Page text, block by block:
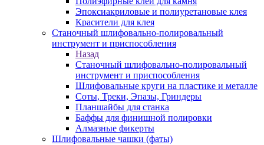
Эпоксиакриловые и полиуретановые клея
Красители для клея
Станочный шлифовально-полировальный
инструмент и приспособления
Назад
Станочный шлифовально-полировальный
инструмент и приспособления
Шлифовальные круги на пластике и металле
Соты, Треки, Эпазы, Гриндеры
Планшайбы для станка
Баффы для финишной полировки
Алмазные фикерты
Шлифовальные чашки (фаты)